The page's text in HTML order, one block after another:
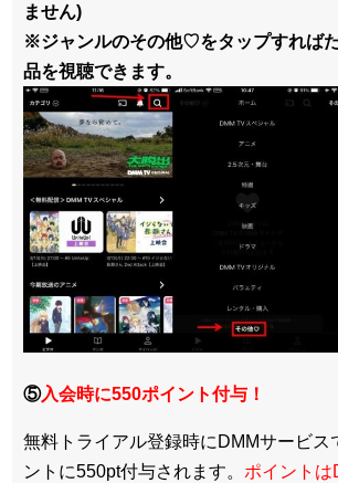
ません)
※ジャンルのその他♡をタップすれば
品を視聴できます。
⑤入会時に550ポイント付与！
無料トライアル登録時にDMMサービス
ントに550pt付与されます。 ポイントは